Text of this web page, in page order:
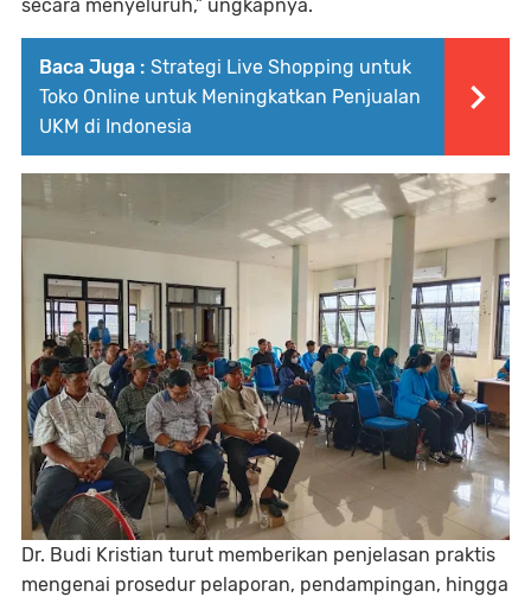
secara menyeluruh,” ungkapnya.
Baca Juga : Strategi Live Shopping untuk
Toko Online untuk Meningkatkan Penjualan
UKM di Indonesia
Dr. Budi Kristian turut memberikan penjelasan praktis
mengenai prosedur pelaporan, pendampingan, hingga